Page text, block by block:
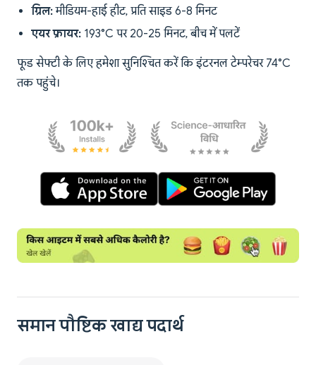
ग्रिल:मीडियम-हाई हीट, प्रति साइड 6-8 मिनट
एयर फ्रायर: 193°C पर 20-25 मिनट, बीच में पलटें
फूड सेफ्टी के लिए हमेशा सुनिश्चित करें कि इंटरनल टेम्परेचर 74°C
तक पहुंचे।
समान पौष्टिक खाद्य पदार्थ